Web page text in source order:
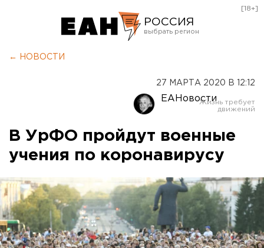
РОССИЯ
Оренбург
[18+]
← НОВОСТИ
27 МАРТА 2020 В 12:12
ЕАНовости
В УрФО пройдут военные
учения по коронавирусу